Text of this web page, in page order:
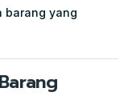
barang yang